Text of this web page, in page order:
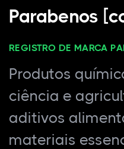
Parabenos
REGISTRO DE MARCA
Produtos
ciência e
aditivos
materiais